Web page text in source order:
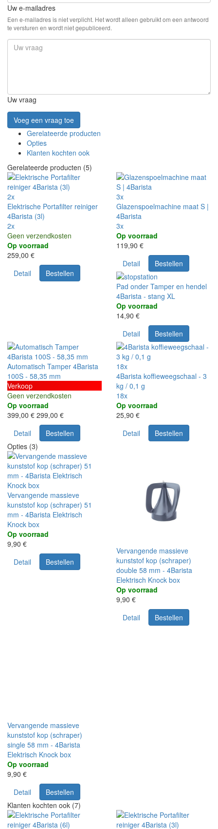
Uw e-mailadres
Een e-mailadres is niet verplicht. Het wordt alleen gebruikt om een antwoord
te versturen en wordt niet gepubliceerd.
Uw vraag
Voeg een vraag toe
Gerelateerde producten
Opties
Klanten kochten ook
Gerelateerde producten (5)
2x
Elektrische Portafilter reiniger
4Barista (3l)
2x
Geen verzendkosten
Op voorraad
259,00 €
Detail
Bestellen
3x
Glazenspoelmachine maat S |
4Barista
3x
Op voorraad
119,90 €
Detail
Bestellen
Pad onder Tamper en hendel
4Barista - stang XL
Op voorraad
14,90 €
Detail
Bestellen
Automatisch Tamper 4Barista
100S - 58,35 mm
Verkoop
Geen verzendkosten
Op voorraad
399,00 € 299,00 €
Detail
Bestellen
18x
4Barista koffieweegschaal - 3
kg / 0,1 g
18x
Op voorraad
25,90 €
Detail
Bestellen
Opties (3)
Vervangende massieve
kunststof kop (schraper) 51
mm - 4Barista Elektrisch
Knock box
Op voorraad
9,90 €
Detail
Bestellen
Vervangende massieve
kunststof kop (schraper)
double 58 mm - 4Barista
Elektrisch Knock box
Op voorraad
9,90 €
Detail
Bestellen
Vervangende massieve
kunststof kop (schraper)
single 58 mm - 4Barista
Elektrisch Knock box
Op voorraad
9,90 €
Detail
Bestellen
Klanten kochten ook (7)